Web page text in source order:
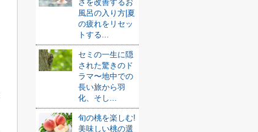
さを改善するお
風呂の入り方|夏
の疲れをリセッ
トする...
セミの一生に隠
された驚きのド
ラマ〜地中での
長い旅から羽
化、そし...
旬の桃を楽しむ!
美味しい桃の選